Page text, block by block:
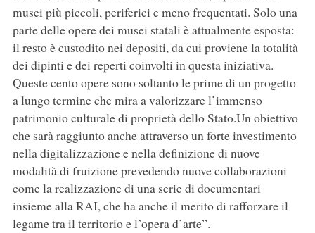
musei più piccoli, periferici e meno frequentati. Solo una
parte delle opere dei musei statali è attualmente esposta:
il resto è custodito nei depositi, da cui proviene la totalità
dei dipinti e dei reperti coinvolti in questa iniziativa.
Queste cento opere sono soltanto le prime di un progetto
a lungo termine che mira a valorizzare l’immenso
patrimonio culturale di proprietà dello Stato.Un obiettivo
che sarà raggiunto anche attraverso un forte investimento
nella digitalizzazione e nella definizione di nuove
modalità di fruizione prevedendo nuove collaborazioni
come la realizzazione di una serie di documentari
insieme alla RAI, che ha anche il merito di rafforzare il
legame tra il territorio e l’opera d’arte”.